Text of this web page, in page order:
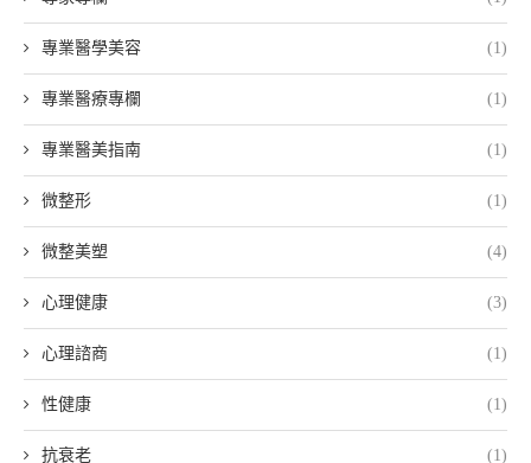
專業醫學美容 (1)
專業醫療專欄 (1)
專業醫美指南 (1)
微整形 (1)
微整美塑 (4)
心理健康 (3)
心理諮商 (1)
性健康 (1)
抗衰老 (1)